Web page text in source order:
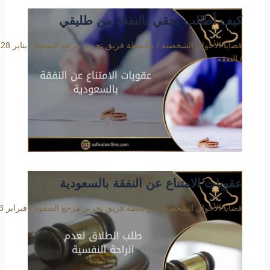
كيف أطالب بحقي بالنفقة من طليقي
قضايا الأحوال الشخصية / بواسطة فريق تحرير مرجع الصفوة / يناير 28, 2020
/النفقة
عقوبات الامتناع عن النفقة بالسعودية
قضايا الأحوال الشخصية / بواسطة فريق تحرير مرجع الصفوة /فبراير 3, 2020